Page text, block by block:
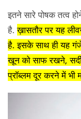
इतने सारे पोषक तत्व
है.ख़ासतौर पर यह लीवर
है. इसके साथ ही यह
खून को साफ रखने,
प्रॉब्लम दूर करने में भी